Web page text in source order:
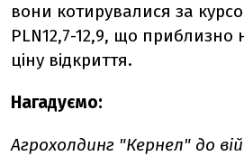
вони котирувалися за
PLN12,7-12,9, що приблизно
ціну відкриття.
Нагадуємо:
Агрохолдинг "Кернел" до